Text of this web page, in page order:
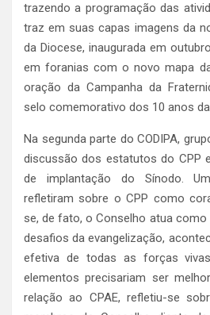
trazendo a programação das
traz em suas capas imagens da
da Diocese, inaugurada em
em foranias com o novo mapa
oração da Campanha da
selo comemorativo dos 10 anos
Na segunda parte do CODIPA,
discussão dos estatutos do CPP
de implantação do Sínodo.
refletiram sobre o CPP como
se, de fato, o Conselho atua
desafios da evangelização,
efetiva de todas as forças
elementos precisariam ser
relação ao CPAE, refletiu-se